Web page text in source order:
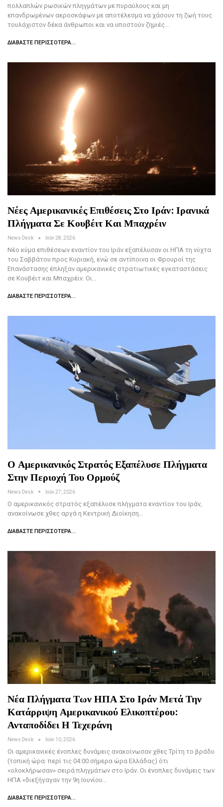
πολλαπλών ρωσικών πληγμάτων με πυραύλους και μη
επανδρωμένων αεροσκάφων με αποτέλεσμα να χάσουν τη ζωή τους
τουλάχιστον δέκα άνθρωποι και να υποστούν ζημιές…
ΔΙΑΒΆΣΤΕ ΠΕΡΙΣΣΌΤΕΡΑ...
Νέες Αμερικανικές Επιθέσεις Στο Ιράν: Ιρανικά
Πλήγματα Σε Κουβέιτ Και Μπαχρέιν
News Desk Ιούν 28, 2026
Νέο κύμα επιθέσεων εναντίον του Ιράν εξαπέλυσαν οι ΗΠΑ τη νύχτα
του Σαββάτου προς Κυριακή, ενώ σε αντίποινα οι Φρουροί της
Επανάστασης έπληξαν αμερικανικές στρατιωτικές εγκαταστάσεις
σε Κουβέιτ και Μπαχρέιν. Οι…
ΔΙΑΒΆΣΤΕ ΠΕΡΙΣΣΌΤΕΡΑ...
Ο Αμερικανικός Στρατός Εξαπέλυσε Πλήγματα
Στην Περιοχή Του Ορμούζ
News Desk Ιούν 27, 2026
Ο αμερικανικός στρατός εξαπέλυσε πλήγματα εναντίον του Ιράν,
ανακοίνωσε χθες αργά η Κεντρική Διοίκηση…
ΔΙΑΒΆΣΤΕ ΠΕΡΙΣΣΌΤΕΡΑ...
Νέα Πλήγματα Των ΗΠΑ Στο Ιράν Μετά Την
Κατάρριψη Αμερικανικού Ελικοπτέρου:
Ανταποδίδει Η Τεχεράνη
News Desk Ιούν 10, 2026
Οι αμερικανικές ένοπλες δυνάμεις ανακοίνωσαν χθες Τρίτη το βράδυ
(τοπική ώρα· περί τις 04:00 σήμερα ώρα Ελλάδας) ότι
«ολοκλήρωσαν» σειρά πληγμάτων στο Ιράν. Οι ένοπλες δυνάμεις των
ΗΠΑ «διεξήγαγαν την 9η Ιουνίου…
ΔΙΑΒΆΣΤΕ ΠΕΡΙΣΣΌΤΕΡΑ...